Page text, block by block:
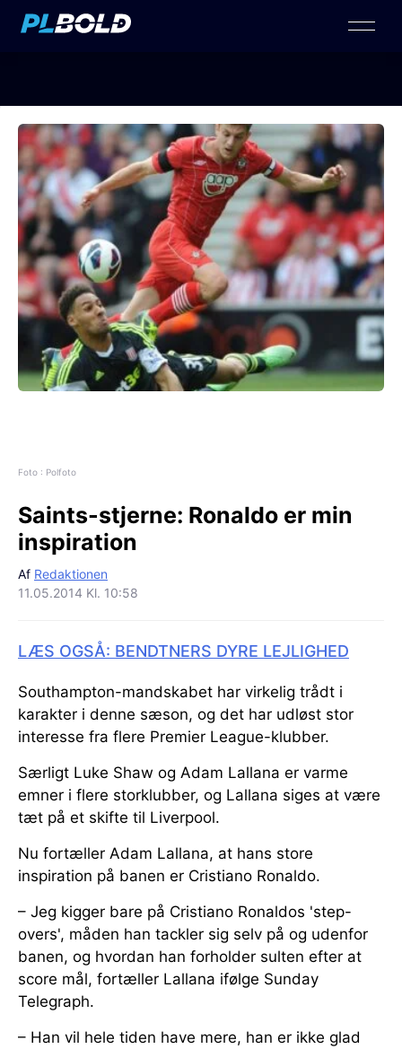
Foto : Polfoto
Saints-stjerne: Ronaldo er min
inspiration
Af Redaktionen
11.05.2014 Kl. 10:58
LÆS OGSÅ: BENDTNERS DYRE LEJLIGHED
Southampton-mandskabet har virkelig trådt i
karakter i denne sæson, og det har udløst stor
interesse fra flere Premier League-klubber.
Særligt Luke Shaw og Adam Lallana er varme
emner i flere storklubber, og Lallana siges at være
tæt på et skifte til Liverpool.
Nu fortæller Adam Lallana, at hans store
inspiration på banen er Cristiano Ronaldo.
– Jeg kigger bare på Cristiano Ronaldos 'step-
overs', måden han tackler sig selv på og udenfor
banen, og hvordan han forholder sulten efter at
score mål, fortæller Lallana ifølge Sunday
Telegraph.
– Han vil hele tiden have mere, han er ikke glad